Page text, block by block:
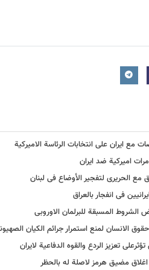
مع ایران على انتخابات الرئاسة الامیرکیة
امیرکیة ضد ایران
الحریری لتفجیر الأوضاع فی لبنان
فی انفجار بالعراق
الشروط المسبقة للبرلمان الاوروبی
الانسان لمنع استمرار جرائم الکیان
تعزیز الردع والقوه الدفاعیة لایران
اغلاق مضیق هرمز لاصلة له بالحظر